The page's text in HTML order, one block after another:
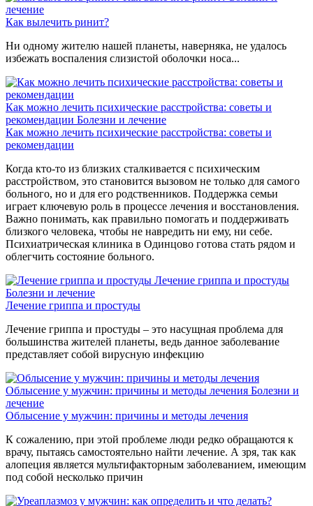
лечение
Как вылечить ринит?
Ни одному жителю нашей планеты, наверняка, не удалось
избежать воспаления слизистой оболочки носа...
Как можно лечить психические расстройства: советы и
рекомендации Болезни и лечение
Как можно лечить психические расстройства: советы и
рекомендации
Когда кто-то из близких сталкивается с психическим
расстройством, это становится вызовом не только для самого
больного, но и для его родственников. Поддержка семьи
играет ключевую роль в процессе лечения и восстановления.
Важно понимать, как правильно помогать и поддерживать
близкого человека, чтобы не навредить ни ему, ни себе.
Психиатрическая клиника в Одинцово готова стать рядом и
облегчить состояние больного.
Лечение гриппа и простуды
Болезни и лечение
Лечение гриппа и простуды
Лечение гриппа и простуды – это насущная проблема для
большинства жителей планеты, ведь данное заболевание
представляет собой вирусную инфекцию
Облысение у мужчин: причины и методы лечения Болезни и
лечение
Облысение у мужчин: причины и методы лечения
К сожалению, при этой проблеме люди редко обращаются к
врачу, пытаясь самостоятельно найти лечение. А зря, так как
алопеция является мультифакторным заболеванием, имеющим
под собой несколько причин